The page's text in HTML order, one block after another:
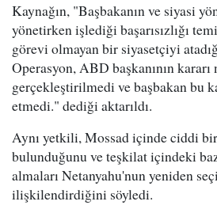
Kaynağın, "Başbakanın ve siyasi
yönetirken işlediği başarısızlığı
görevi olmayan bir siyasetçiyi
Operasyon, ABD başkanının kararı
gerçekleştirilmedi ve başbakan bu
etmedi." dediği aktarıldı.
Aynı yetkili, Mossad içinde ciddi
bulunduğunu ve teşkilat içindeki
almaları Netanyahu'nun yeniden
ilişkilendirdiğini söyledi.